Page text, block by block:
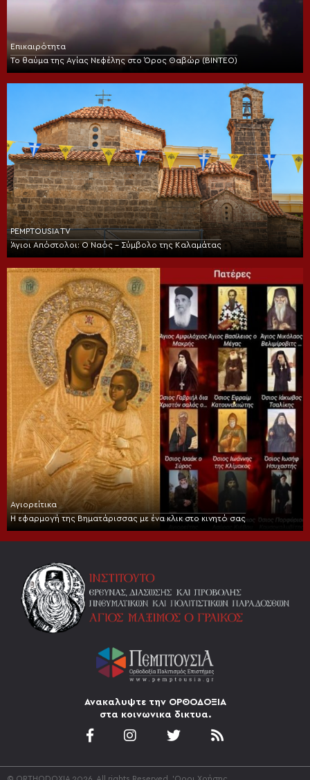
Επικαιρότητα
Το θαύμα της Αγίας Νεφέλης στο Όρος Θαβώρ (ΒΙΝΤΕΟ)
PEMPTOUSIA TV
Άγιοι Απόστολοι: Ο Ναός – Σύμβολο της Καλαμάτας
Αγιορείτικα
Η εφαρμογή της Βηματάρισσας με ένα κλικ στο κινητό σας
Ανακαλυψτε την ΟΡΘΟΔΟΞΙΑ
στα κοινωνικα δικτυα.
© ORTHODOXIA 2026. All rights Reserved. 'Οροι Χρήσης